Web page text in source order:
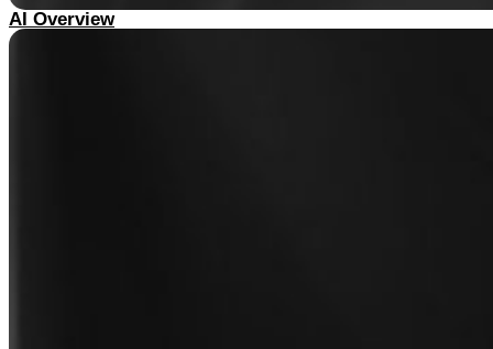
AI Overview